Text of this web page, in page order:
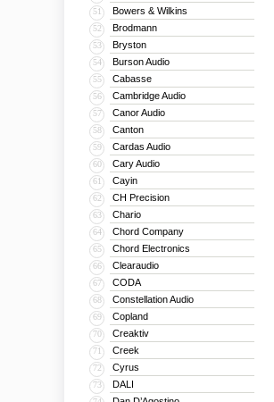
51 Bowers & Wilkins
52 Brodmann
53 Bryston
54 Burson Audio
55 Cabasse
56 Cambridge Audio
57 Canor Audio
58 Canton
59 Cardas Audio
60 Cary Audio
61 Cayin
62 CH Precision
63 Chario
64 Chord Company
65 Chord Electronics
66 Clearaudio
67 CODA
68 Constellation Audio
69 Copland
70 Creaktiv
71 Creek
72 Cyrus
73 DALI